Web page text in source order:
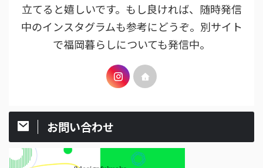
立てると嬉しいです。もし良ければ、随時発信
中のインスタグラムも参考にどうぞ。別サイト
で福岡暮らしについても発信中。
お問い合わせ